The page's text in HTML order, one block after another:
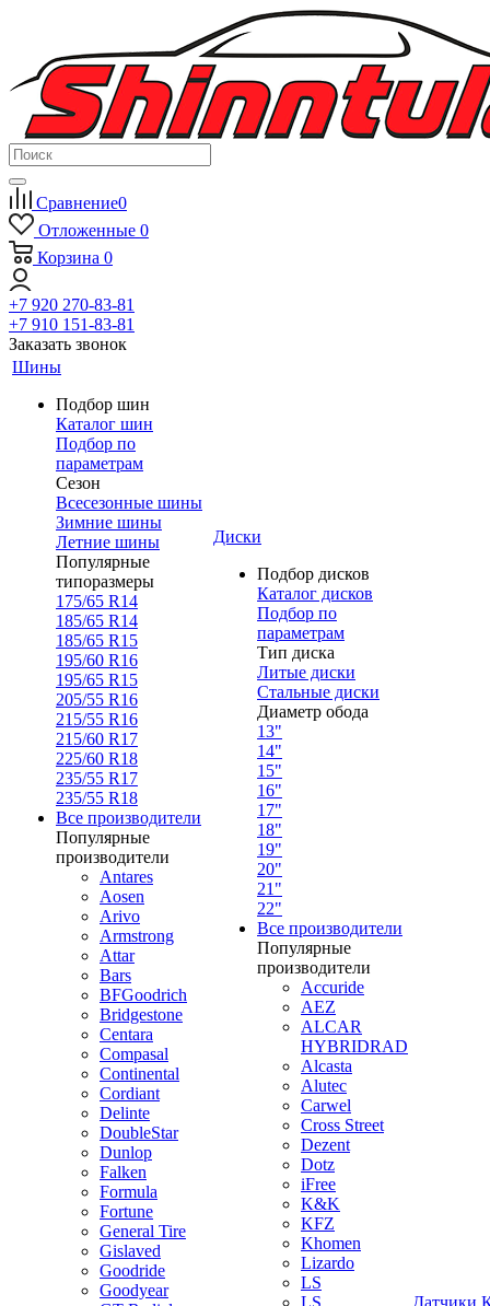
Сравнение0
Отложенные 0
Корзина 0
+7 920 270-83-81
+7 910 151-83-81
Заказать звонок
Шины
Подбор шин
Каталог шин
Подбор по
параметрам
Сезон
Всесезонные шины
Зимние шины
Летние шины
Популярные
типоразмеры
175/65 R14
185/65 R14
185/65 R15
195/60 R16
195/65 R15
205/55 R16
215/55 R16
215/60 R17
225/60 R18
235/55 R17
235/55 R18
Все производители
Популярные
производители
Antares
Aosen
Arivo
Armstrong
Attar
Bars
BFGoodrich
Bridgestone
Centara
Compasal
Continental
Cordiant
Delinte
DoubleStar
Dunlop
Falken
Formula
Fortune
General Tire
Gislaved
Goodride
Goodyear
Диски
Подбор дисков
Каталог дисков
Подбор по
параметрам
Тип диска
Литые диски
Стальные диски
Диаметр обода
13"
14"
15"
16"
17"
18"
19"
20"
21"
22"
Все производители
Популярные
производители
Accuride
AEZ
ALCAR
HYBRIDRAD
Alcasta
Alutec
Carwel
Cross Street
Dezent
Dotz
iFree
K&K
KFZ
Khomen
Lizardo
LS
LS
Датчики